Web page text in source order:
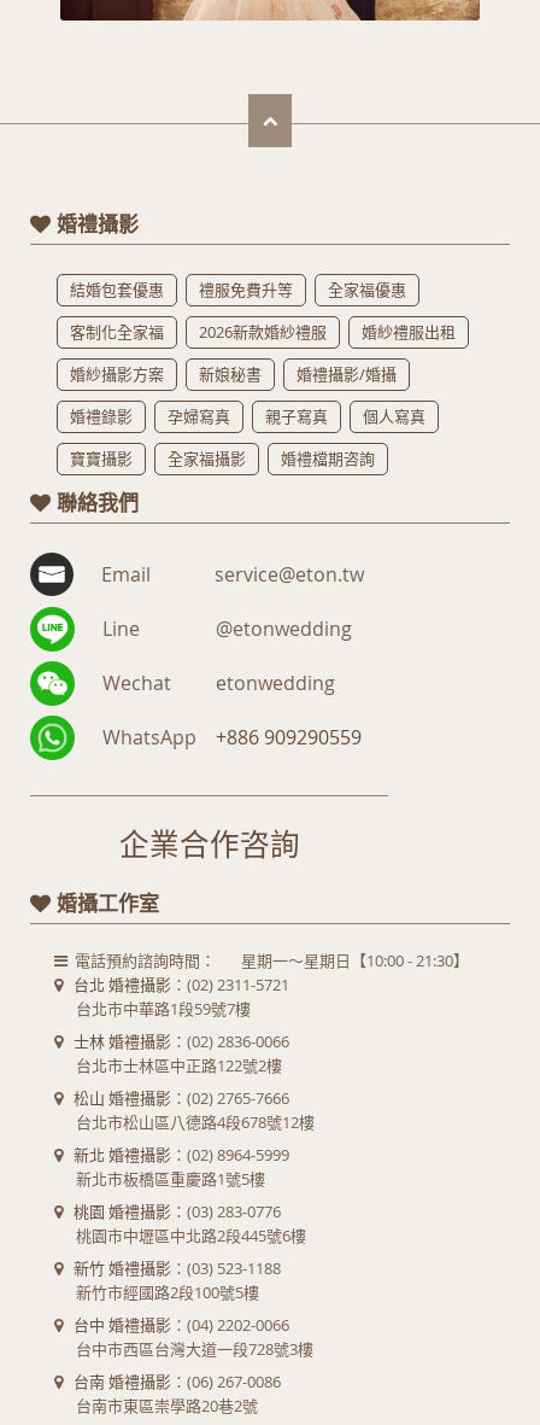
婚禮攝影
結婚包套優惠 禮服免費升等
全家福優惠
客制化全家福
2026新款婚紗禮服
婚紗禮服出租
婚紗攝影方案
新娘秘書
婚禮攝影/婚攝
婚禮錄影
孕婦寫真 親子寫真
個人寫真
寶寶攝影
全家福攝影 婚禮檔期咨詢
聯絡我們
Email service@eton.tw
Line @etonwedding
Wechat etonwedding
WhatsApp +886 909290559
企業合作咨詢
婚攝工作室
電話預約諮詢時間：
星期一～星期日【10:00 - 21:30】
台北 婚禮攝影 ：(02) 2311-5721
台北市中華路1段59號7樓
士林 婚禮攝影 ：(02) 2836-0066
台北市士林區中正路122號2樓
松山 婚禮攝影 ：(02) 2765-7666
台北市松山區八德路4段678號12樓
新北 婚禮攝影 ：(02) 8964-5999
新北市板橋區重慶路1號5樓
桃園 婚禮攝影 ：(03) 283-0776
桃園市中壢區中北路2段445號6樓
新竹 婚禮攝影 ：(03) 523-1188
新竹市經國路2段100號5樓
台中 婚禮攝影 ：(04) 2202-0066
台中市西區台灣大道一段728號3樓
台南 婚禮攝影 ：(06) 267-0086
台南市東區崇學路20巷2號